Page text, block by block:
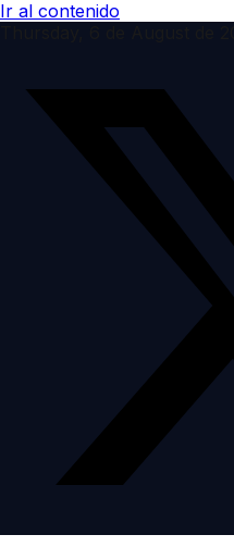
Ir al contenido